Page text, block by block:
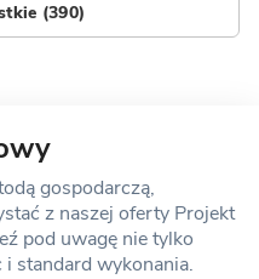
(390)
gospodarczą,
z naszej oferty Projekt
pod uwagę nie tylko
i standard wykonania.